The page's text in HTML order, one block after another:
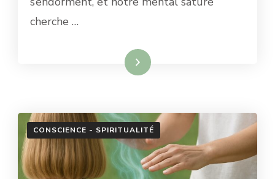
cherche …
Lire la suite
CONSCIENCE - SPIRITUALITÉ